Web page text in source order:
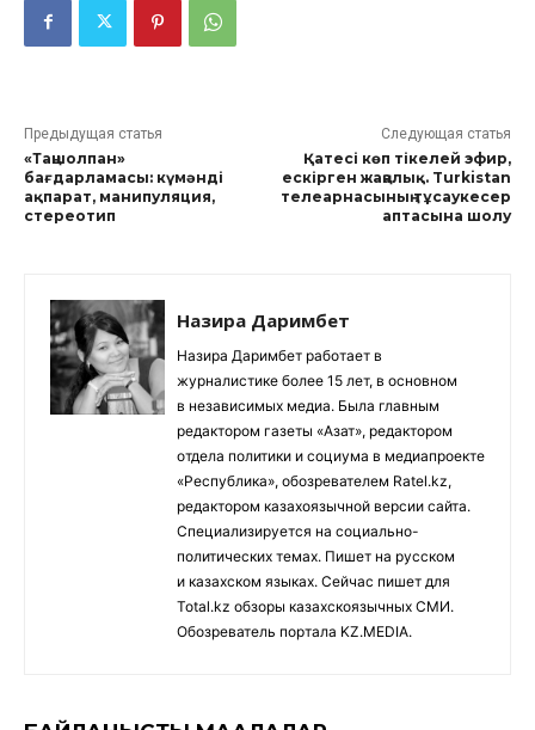
Предыдущая статья
«Таңшолпан»
бағдарламасы: күмәнді
ақпарат, манипуляция,
стереотип
Следующая статья
Қатесі көп тікелей эфир,
ескірген жаңалық. Turkistan
телеарнасының тұсаукесер
аптасына шолу
Назира Даримбет
Назира Даримбет работает в
журналистике более 15 лет, в основном
в независимых медиа. Была главным
редактором газеты «Азат», редактором
отдела политики и социума в медиапроекте
«Республика», обозревателем Ratel.kz,
редактором казахоязычной версии сайта.
Специализируется на социально-
политических темах. Пишет на русском
и казахском языках. Сейчас пишет для
Total.kz обзоры казахскоязычных СМИ.
Обозреватель портала KZ.MEDIA.